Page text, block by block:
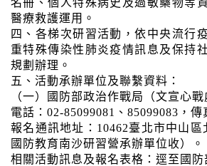
醫療救護運用。
四、各梯次研習活動，依中央流行
重特殊傳染性肺炎疫情訊息及保持
規劃辦理。
五、活動承辦單位及聯繫資料：
（一）國防部政治作戰局（文宣心
電話：02-85099081、85099083，傳
報名通訊地址：10462臺北市中山區
國防教育南沙研習營承辦單位收）。
相關活動訊息及報名表格：逕至國防